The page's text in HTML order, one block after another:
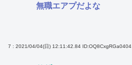
無職エアプだよな
7 : 2021/04/04(日) 12:11:42.84 ID:OQ8CxgRGa0404